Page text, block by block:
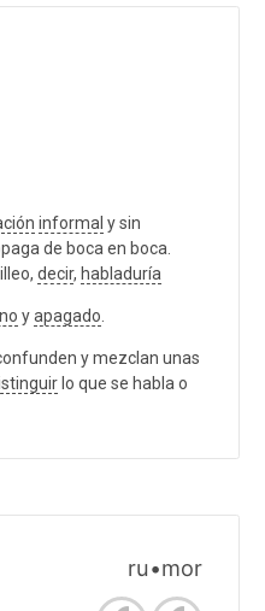
informal y sin
de boca en boca.
decir, habladuría
yapagado
y mezclan unas
lo que se habla o
ru•mor